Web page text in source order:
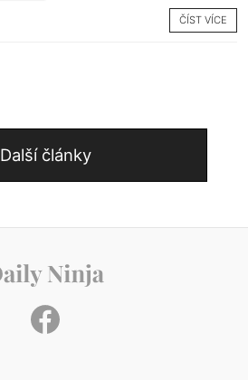
ČÍST VÍCE
Další články